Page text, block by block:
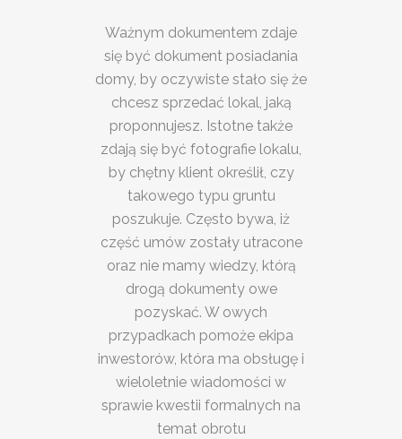
Ważnym dokumentem zdaje
się być dokument posiadania
domy, by oczywiste stało się że
chcesz sprzedać lokal, jaką
proponnujesz. Istotne także
zdają się być fotografie lokalu,
by chętny klient określił, czy
takowego typu gruntu
poszukuje. Często bywa, iż
część umów zostały utracone
oraz nie mamy wiedzy, którą
drogą dokumenty owe
pozyskać. W owych
przypadkach pomoże ekipa
inwestorów, która ma obsługę i
wieloletnie wiadomości w
sprawie kwestii formalnych na
temat obrotu